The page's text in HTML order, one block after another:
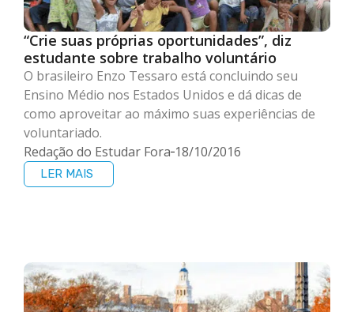
“Crie suas próprias oportunidades”, diz
estudante sobre trabalho voluntário
O brasileiro Enzo Tessaro está concluindo seu
Ensino Médio nos Estados Unidos e dá dicas de
como aproveitar ao máximo suas experiências de
voluntariado.
Redação do Estudar Fora 18/10/2016
LER MAIS